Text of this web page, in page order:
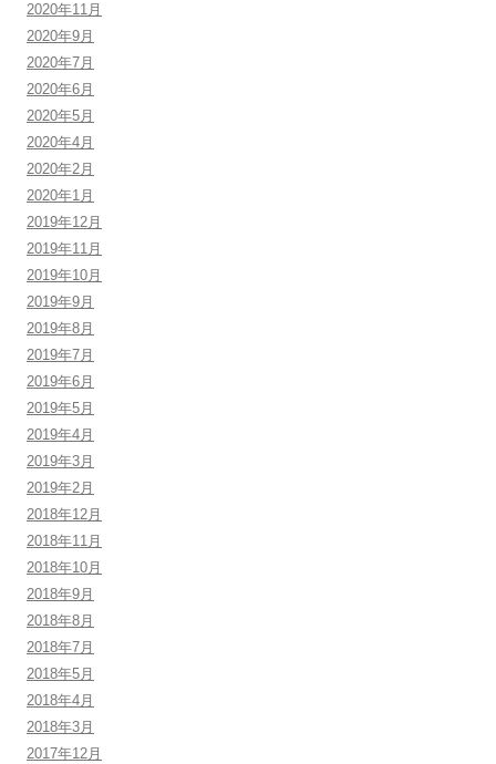
2020年11月
2020年9月
2020年7月
2020年6月
2020年5月
2020年4月
2020年2月
2020年1月
2019年12月
2019年11月
2019年10月
2019年9月
2019年8月
2019年7月
2019年6月
2019年5月
2019年4月
2019年3月
2019年2月
2018年12月
2018年11月
2018年10月
2018年9月
2018年8月
2018年7月
2018年5月
2018年4月
2018年3月
2017年12月